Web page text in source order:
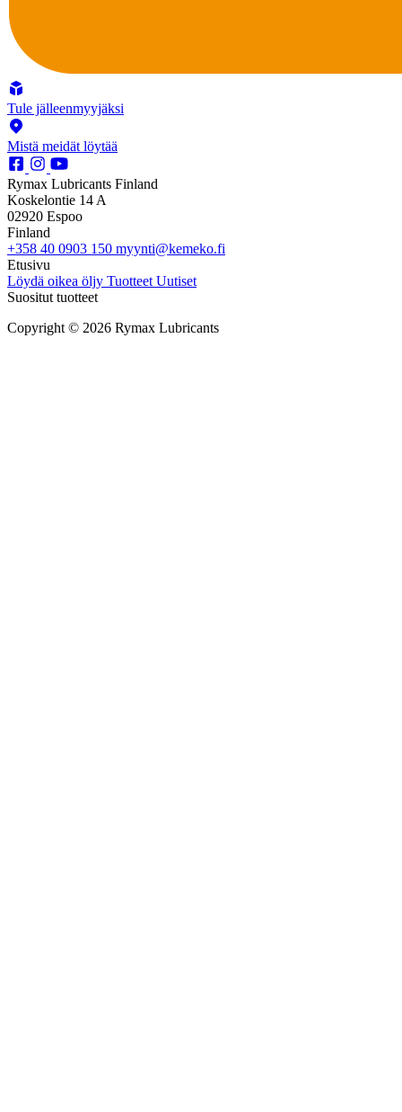
Tule jälleenmyyjäksi
Mistä meidät löytää
Rymax Lubricants Finland
Koskelontie 14 A
02920 Espoo
Finland
+358 40 0903 150 myynti@kemeko.fi
Etusivu
Löydä oikea öljy Tuotteet Uutiset
Suositut tuotteet
Copyright © 2026 Rymax Lubricants